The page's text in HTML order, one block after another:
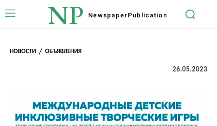
NP Newspaper Publication
НОВОСТИ ОБЪЯВЛЕНИЯ
26.05.2023